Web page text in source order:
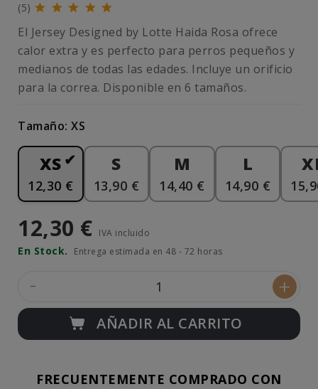
(5)
El Jersey Designed by Lotte Haida Rosa ofrece
calor extra y es perfecto para perros pequeños y
medianos de todas las edades. Incluye un orificio
para la correa. Disponible en 6 tamaños.
Tamaño: XS
XS
12,30 €
S
13,90 €
M
14,40 €
L
14,90 €
12,30 € IVA incluido
En Stock. Entrega estimada en 48 - 72 horas
- +
AÑADIR AL CARRITO
FRECUENTEMENTE COMPRADO CON